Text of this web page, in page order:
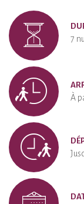
7
À